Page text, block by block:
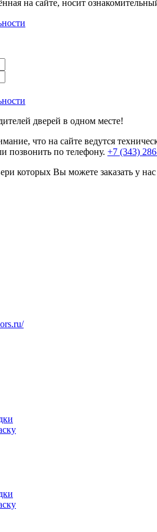
на сайте, носит
дверей в одном месте!
что на сайте ведутся
позвонить по телефону. +7 (343)
которых Вы можете заказать у